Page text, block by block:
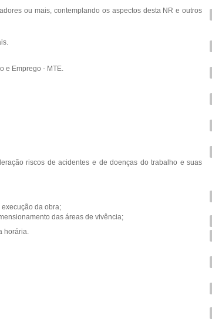
ou mais, contemplando os aspectos desta NR e outros
e Emprego - MTE.
riscos de acidentes e de doenças do trabalho e suas
da obra;
das áreas de vivência;
horária.